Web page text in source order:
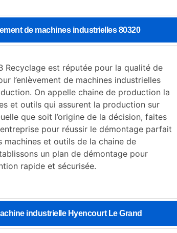
de machines industrielles 80320
Recyclage est réputée pour la qualité de
l’enlèvement de machines industrielles
On appelle chaine de production la
et outils qui assurent la production sur
que soit l’origine de la décision, faites
pour réussir le démontage parfait
machines et outils de la chaine de
un plan de démontage pour
rapide et sécurisée.
industrielle Hyencourt Le Grand